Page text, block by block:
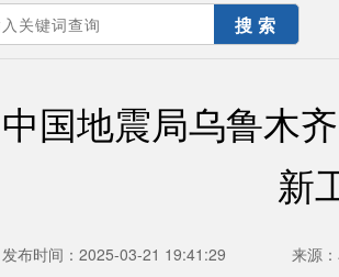
位置：首页>要闻动态
中国地震局乌鲁木
新
发布时间：2025-03-21 19:41:29 来源：